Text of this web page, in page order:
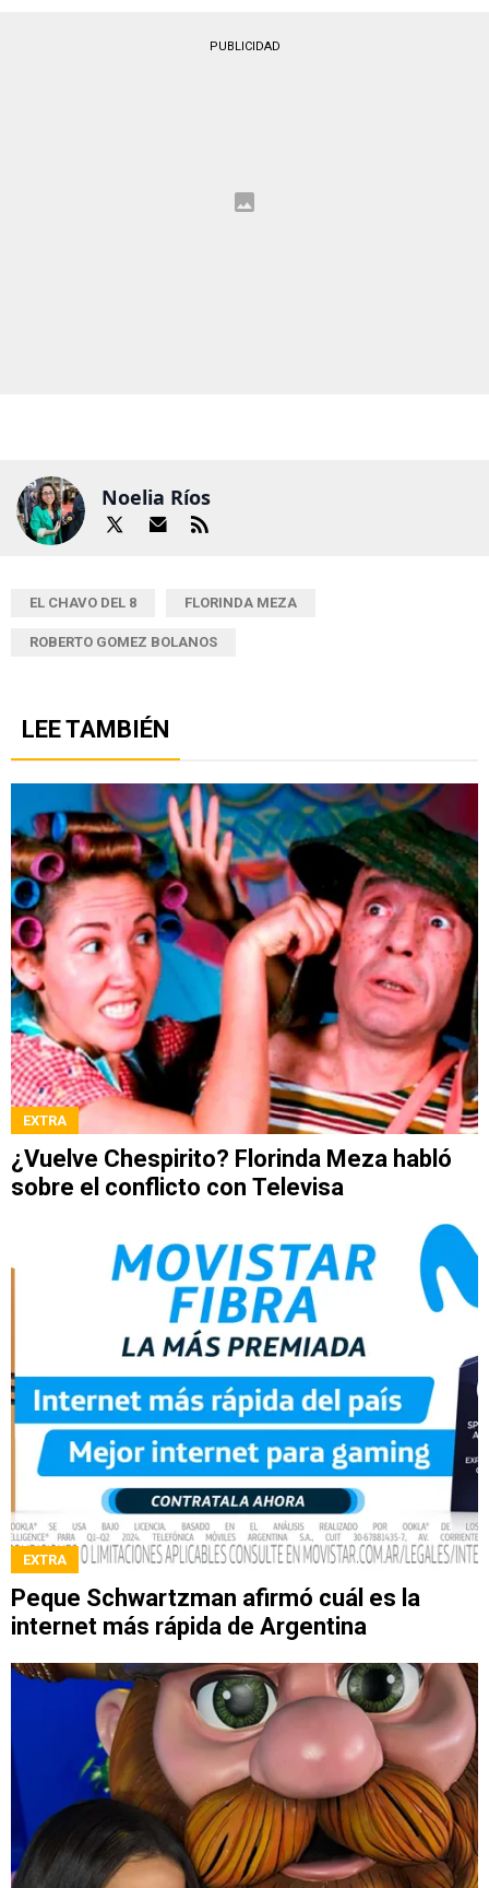
PUBLICIDAD
Noelia Ríos
EL CHAVO DEL 8 FLORINDA MEZA
ROBERTO GOMEZ BOLANOS
LEE TAMBIÉN
EXTRA
¿Vuelve Chespirito? Florinda Meza habló
sobre el conflicto con Televisa
EXTRA
Peque Schwartzman afirmó cuál es la
internet más rápida de Argentina